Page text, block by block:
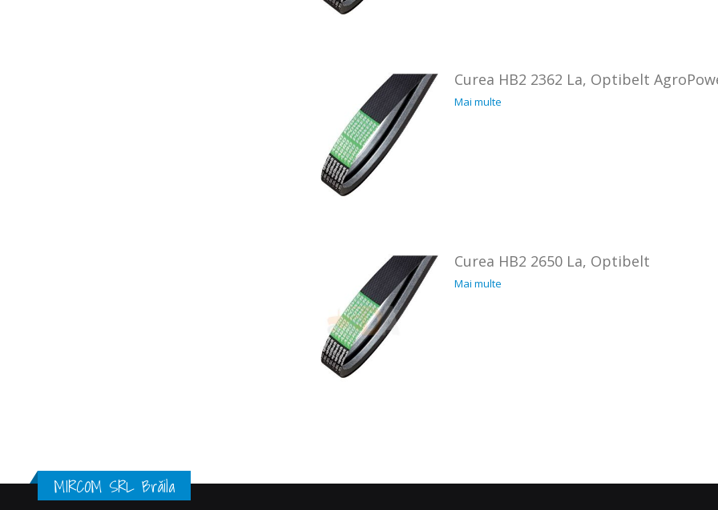
Curea HB2 2362 La, Optibelt
Mai multe
Curea HB2 2650 La, Optibelt
Mai multe
MIRCOM SRL Brăila